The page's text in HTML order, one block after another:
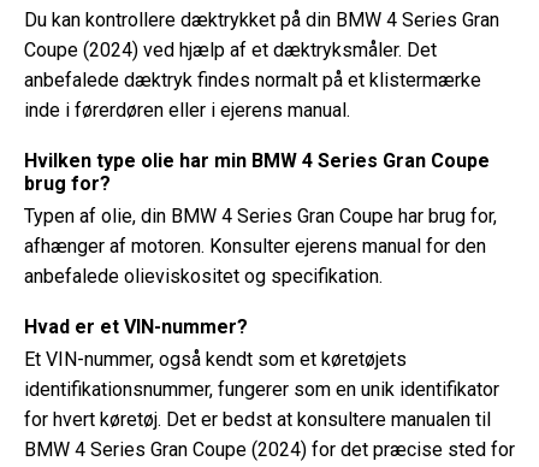
Du kan kontrollere dæktrykket på din BMW 4 Series Gran
Coupe (2024) ved hjælp af et dæktryksmåler. Det
anbefalede dæktryk findes normalt på et klistermærke
inde i førerdøren eller i ejerens manual.
Hvilken type olie har min BMW 4 Series Gran Coupe
brug for?
Typen af ​​olie, din BMW 4 Series Gran Coupe har brug for,
afhænger af motoren. Konsulter ejerens manual for den
anbefalede olieviskositet og specifikation.
Hvad er et VIN-nummer?
Et VIN-nummer, også kendt som et køretøjets
identifikationsnummer, fungerer som en unik identifikator
for hvert køretøj. Det er bedst at konsultere manualen til
BMW 4 Series Gran Coupe (2024) for det præcise sted for